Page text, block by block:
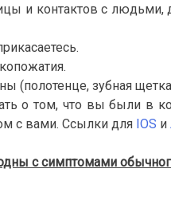
и контактов с людьми,
(полотенце, зубная
о том, что вы были в
с вами. Ссылки для IOS и
с симптомами